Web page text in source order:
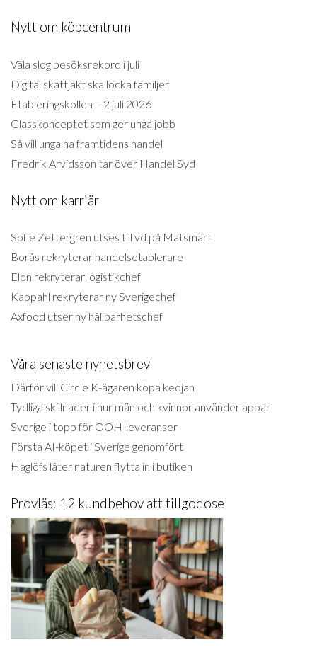
Nytt om köpcentrum
Väla slog besöksrekord i juli
Digital skattjakt ska locka familjer
Etableringskollen – 2 juli 2026
Glasskonceptet som ger unga jobb
Så vill unga ha framtidens handel
Fredrik Arvidsson tar över Handel Syd
Nytt om karriär
Sofie Zettergren utses till vd på Matsmart
Borås rekryterar handelsetablerare
Elon rekryterar logistikchef
Kappahl rekryterar ny Sverigechef
Axfood utser ny hållbarhetschef
Våra senaste nyhetsbrev
Därför vill Circle K-ägaren köpa kedjan
Tydliga skillnader i hur män och kvinnor använder appar
Sverige i topp för OOH-leveranser
Första AI-köpet i Sverige genomfört
Haglöfs låter naturen flytta in i butiken
Provläs: 12 kundbehov att tillgodose